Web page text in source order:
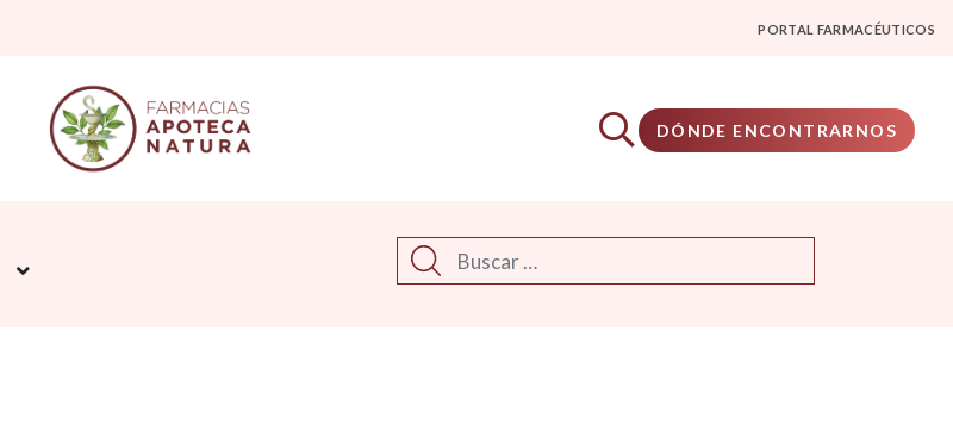
PORTAL FARMACÉUTICOS
DÓNDE ENCONTRARNOS
Buscar